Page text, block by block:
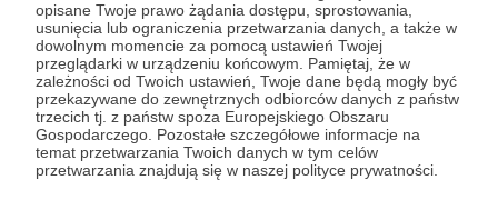
opisane Twoje prawo żądania dostępu, sprostowania,
usunięcia lub ograniczenia przetwarzania danych, a także w
dowolnym momencie za pomocą ustawień Twojej
przeglądarki w urządzeniu końcowym. Pamiętaj, że w
zależności od Twoich ustawień, Twoje dane będą mogły być
przekazywane do zewnętrznych odbiorców danych z państw
trzecich tj. z państw spoza Europejskiego Obszaru
Gospodarczego. Pozostałe szczegółowe informacje na
temat przetwarzania Twoich danych w tym celów
przetwarzania znajdują się w naszej polityce prywatności.
zespołach, odkryłam, że różnice między kulturami
to tylko fasada – w głębi wszyscy pragniemy tego
samego: być kochani, rozumiani i dostrzegani.
BetterH to podcast, w którym przez historie ludzi,
tradycji i wierzeń Azji zaglądam pod powierzchnię
kultur. Opowiadam o ich korzeniach, codziennych
realiach i uniwersalnych emocjach, które łączą nas